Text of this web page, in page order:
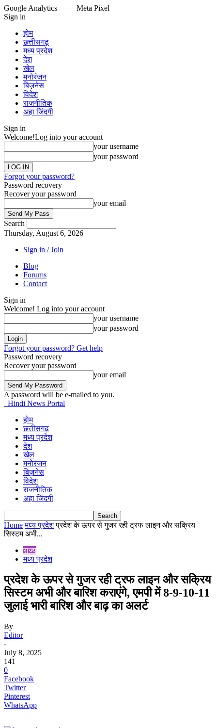
Google Analytics —— Meta Pixel
Sign in
होम
छत्तीसगढ़
मध्य प्रदेश
देश
खेल
मनोरंजन
बिज़नेस
विदेश
राजनीतिक
अहा जिंदगी
Sign in
Welcome!Log into your account
your username
your password
Forgot your password?
Password recovery
Recover your password
your email
Search
Thursday, August 6, 2026
Sign in / Join
Blog
Forums
Contact
Sign in
Welcome! Log into your account
your username
your password
Forgot your password? Get help
Password recovery
Recover your password
your email
A password will be e-mailed to you.
Hindi News Portal
होम
छत्तीसगढ़
मध्य प्रदेश
देश
खेल
मनोरंजन
बिज़नेस
विदेश
राजनीतिक
अहा जिंदगी
Home मध्य प्रदेश प्रदेश के ऊपर से गुजर रही ट्रफ लाइन और सक्रिय
सिस्टम अभी...
राज्य
मध्य प्रदेश
प्रदेश के ऊपर से गुजर रही ट्रफ लाइन और सक्रिय
सिस्टम अभी और बारिश कराएंगे, एमपी में 8-9-10-11
जुलाई भारी बारिश और बाढ़ का अलर्ट
By
Editor
-
July 8, 2025
141
0
Facebook
Twitter
Pinterest
WhatsApp